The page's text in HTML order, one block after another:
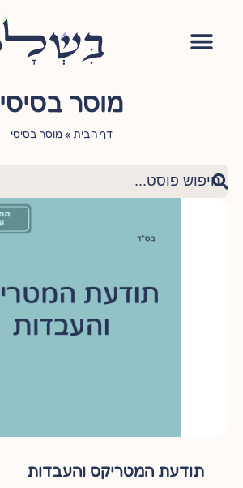
מוסר בסיסי
דף הבית »מוסר בסיסי
תודעת המטריקס והעבדות